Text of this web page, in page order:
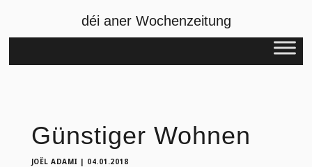
déi aner Wochenzeitung
Günstiger Wohnen
JOËL ADAMI | 04.01.2018